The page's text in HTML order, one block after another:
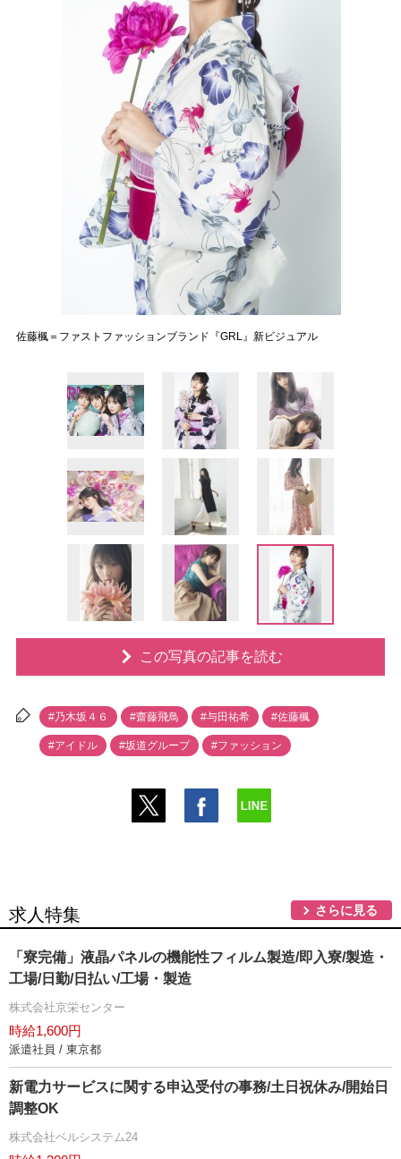
佐藤楓＝ファストファッションブランド『GRL』新ビジュアル
この写真の記事を読む
#乃木坂４６ #齋藤飛鳥 #与田祐希 #佐藤楓
#アイドル #坂道グループ #ファッション
求人特集 さらに見る
「寮完備」液晶パネルの機能性フィルム製造/即入寮/製造・
工場/日勤/日払い/工場・製造
株式会社京栄センター
時給1,600円
派遣社員 / 東京都
新電力サービスに関する申込受付の事務/土日祝休み/開始日
調整OK
株式会社ベルシステム24